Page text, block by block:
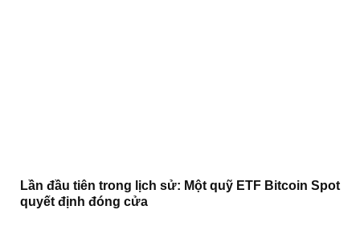
Lần đầu tiên trong lịch sử: Một quỹ ETF Bitcoin Spot
quyết định đóng cửa